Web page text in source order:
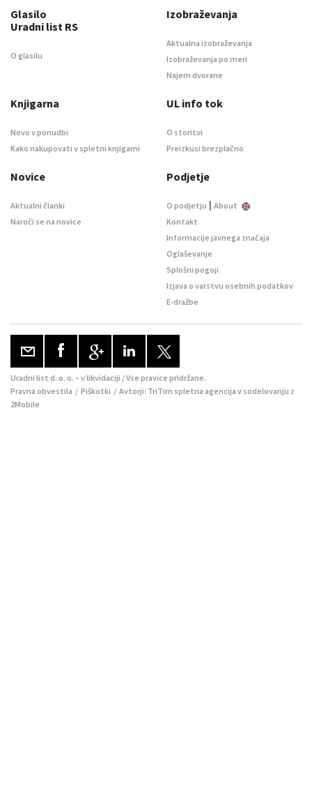
Glasilo
Uradni list RS
O glasilu
Izobraževanja
Aktualna izobraževanja
Izobraževanja po meri
Najem dvorane
Knjigarna
Novo v ponudbi
Kako nakupovati v spletni knjigarni
UL info tok
O storitvi
Preizkusi brezplačno
Novice
Aktualni članki
Naroči se na novice
Podjetje
O podjetju | About
Kontakt
Informacije javnega značaja
Oglaševanje
Splošni pogoji
Izjava o varstvu osebnih podatkov
E-dražbe
Uradni list d. o. o. – v likvidaciji / Vse pravice pridržane.
Pravna obvestila / Piškotki / Avtorji: TriTim spletna agencija v sodelovanju z
2Mobile